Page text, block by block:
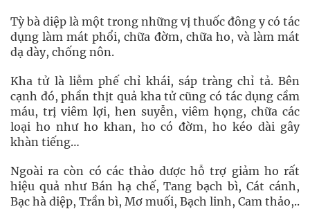
Tỳ bà diệp là một trong những vị thuốc đông y có tác
dụng làm mát phổi, chữa đờm, chữa ho, và làm mát
dạ dày, chống nôn.
Kha tử là liễm phế chỉ khái, sáp tràng chỉ tả. Bên
cạnh đó, phần thịt quả kha tử cũng có tác dụng cầm
máu, trị viêm lợi, hen suyễn, viêm họng, chữa các
loại ho như ho khan, ho có đờm, ho kéo dài gây
khàn tiếng…
Ngoài ra còn có các thảo dược hỗ trợ giảm ho rất
hiệu quả như Bán hạ chế, Tang bạch bì, Cát cánh,
Bạc hà diệp, Trần bì, Mơ muối, Bạch linh, Cam thảo,..